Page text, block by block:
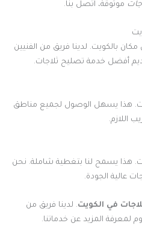
موثوقة، اتصل بنا.
بالكويت. لدينا فريق من الفنيين
أفضل خدمة تصليح ثلاجات.
هذا يسهل الوصول لجميع مناطق
اللازم.
هذا يسمح لنا بتغطية شاملة. نحن
عالية الجودة.
في الكويت. لدينا فريق من
لمعرفة المزيد عن خدماتنا.